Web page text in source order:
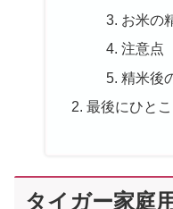
お米の
注意点
精米後
最後にひとこ
タイガー家庭